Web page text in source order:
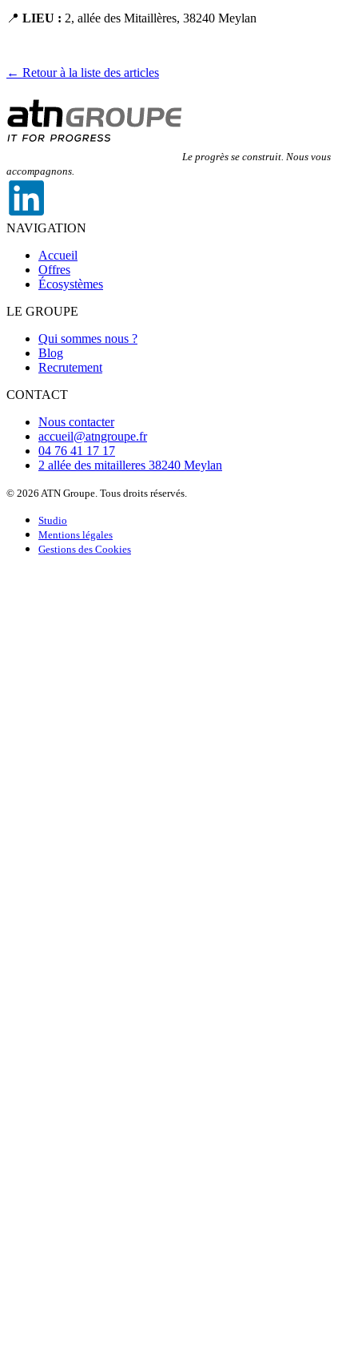
📍 LIEU : 2, allée des Mitaillères, 38240 Meylan
← Retour à la liste des articles
Le progrès se construit. Nous vous
accompagnons.
NAVIGATION
Accueil
Offres
Écosystèmes
LE GROUPE
Qui sommes nous ?
Blog
Recrutement
CONTACT
Nous contacter
accueil@atngroupe.fr
04 76 41 17 17
2 allée des mitailleres 38240 Meylan
© 2026 ATN Groupe. Tous droits réservés.
Studio
Mentions légales
Gestions des Cookies